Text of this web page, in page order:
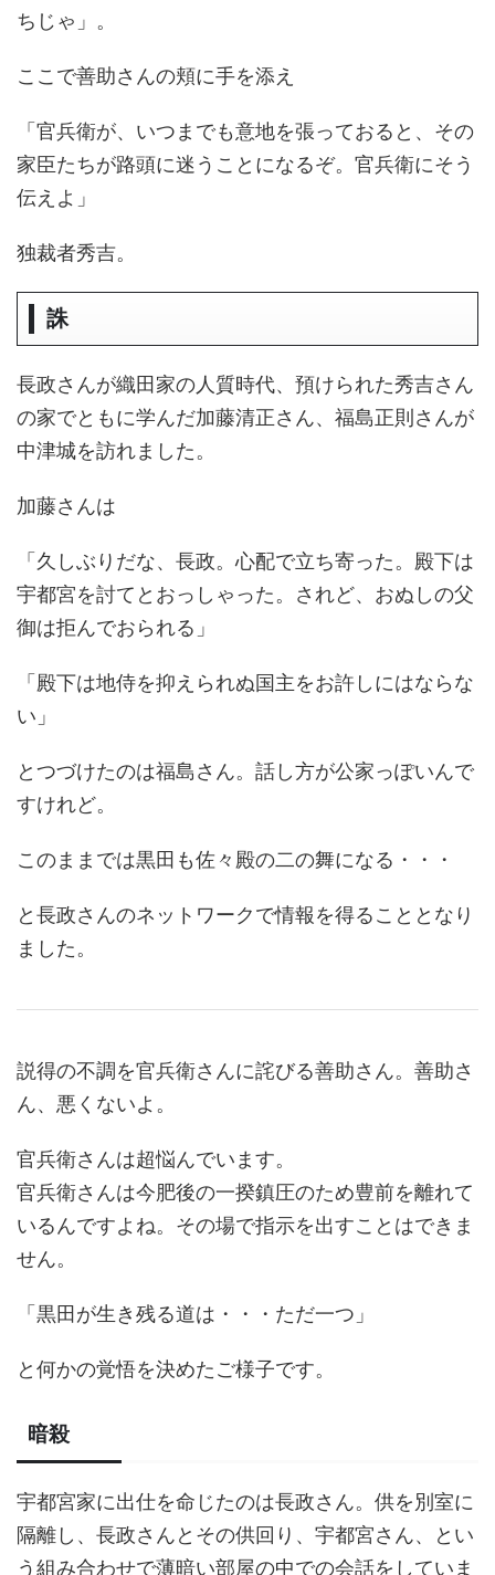
ちじゃ」。
ここで善助さんの頬に手を添え
「官兵衛が、いつまでも意地を張っておると、その
家臣たちが路頭に迷うことになるぞ。官兵衛にそう
伝えよ」
独裁者秀吉。
誅
長政さんが織田家の人質時代、預けられた秀吉さん
の家でともに学んだ加藤清正さん、福島正則さんが
中津城を訪れました。
加藤さんは
「久しぶりだな、長政。心配で立ち寄った。殿下は
宇都宮を討てとおっしゃった。されど、おぬしの父
御は拒んでおられる」
「殿下は地侍を抑えられぬ国主をお許しにはならな
い」
とつづけたのは福島さん。話し方が公家っぽいんで
すけれど。
このままでは黒田も佐々殿の二の舞になる・・・
と長政さんのネットワークで情報を得ることとなり
ました。
説得の不調を官兵衛さんに詫びる善助さん。善助さ
ん、悪くないよ。
官兵衛さんは超悩んでいます。
官兵衛さんは今肥後の一揆鎮圧のため豊前を離れて
いるんですよね。その場で指示を出すことはできま
せん。
「黒田が生き残る道は・・・ただ一つ」
と何かの覚悟を決めたご様子です。
暗殺
宇都宮家に出仕を命じたのは長政さん。供を別室に
隔離し、長政さんとその供回り、宇都宮さん、とい
う組み合わせで薄暗い部屋の中での会話をしていま